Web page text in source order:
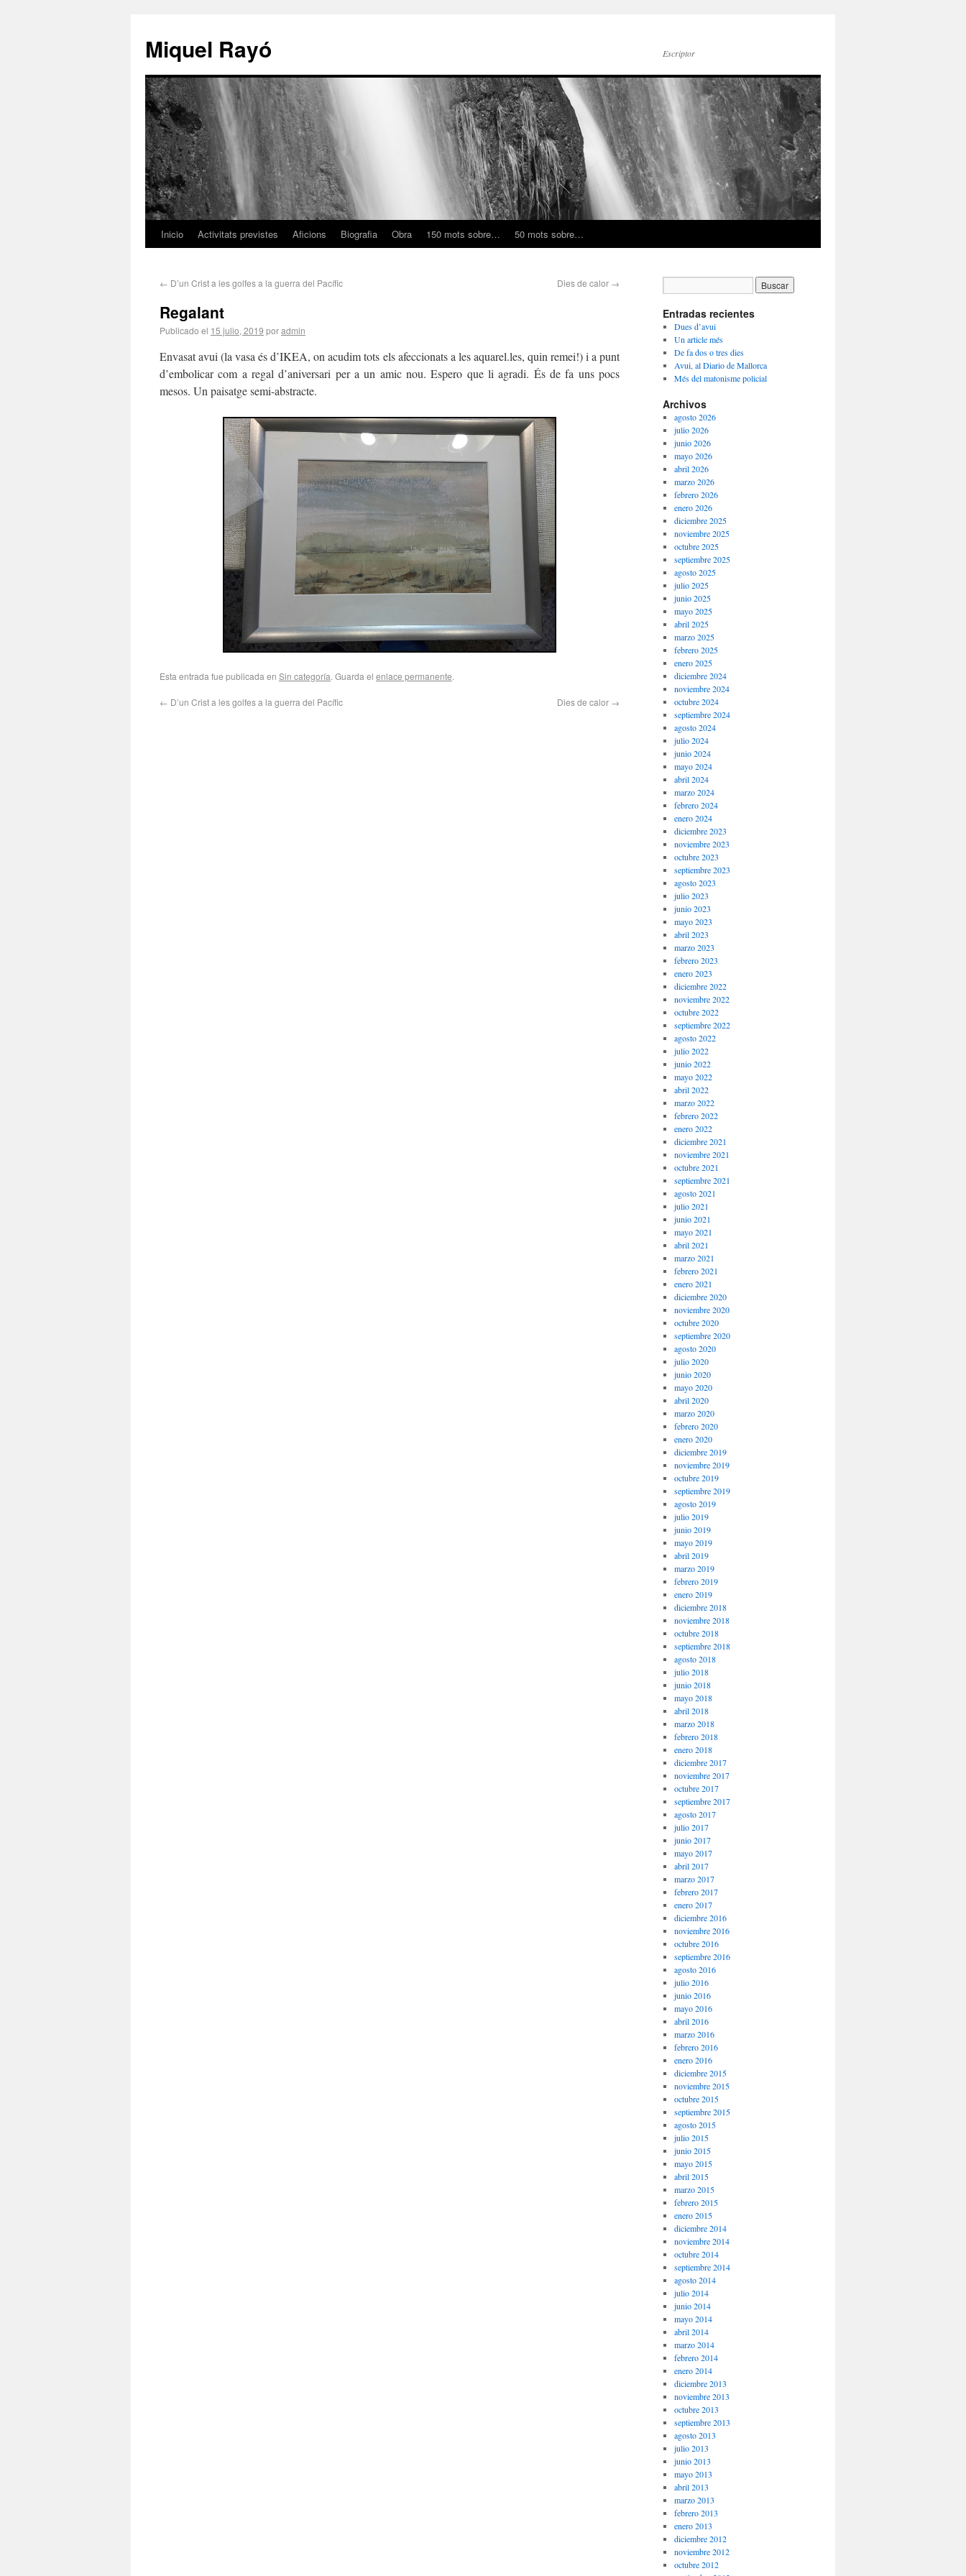
Miquel Rayó Escriptor
Inicio Activitats previstes Aficions Biografia Obra 150 mots sobre… 50 mots sobre…
← D’un Crist a les golfes a la guerra del Pacífic Dies de calor →
Regalant
Publicado el 15 julio, 2019 poradmin
Envasat avui (la vasa és d’IKEA, on acudim tots els afeccionats a les aquarel.les, quin remei!) i a punt
d’embolicar com a regal d’aniversari per a un amic nou. Espero que li agradi. És de fa uns pocs
mesos. Un paisatge semi-abstracte.
Esta entrada fue publicada en Sin categoría. Guarda el enlace permanente.
← D’un Crist a les golfes a la guerra del Pacífic Dies de calor →
Entradas recientes
Dues d’avui
Un article més
De fa dos o tres dies
Avui, al Diario de Mallorca
Més del matonisme policial
Archivos
agosto 2026
julio 2026
junio 2026
mayo 2026
abril 2026
marzo 2026
febrero 2026
enero 2026
diciembre 2025
noviembre 2025
octubre 2025
septiembre 2025
agosto 2025
julio 2025
junio 2025
mayo 2025
abril 2025
marzo 2025
febrero 2025
enero 2025
diciembre 2024
noviembre 2024
octubre 2024
septiembre 2024
agosto 2024
julio 2024
junio 2024
mayo 2024
abril 2024
marzo 2024
febrero 2024
enero 2024
diciembre 2023
noviembre 2023
octubre 2023
septiembre 2023
agosto 2023
julio 2023
junio 2023
mayo 2023
abril 2023
marzo 2023
febrero 2023
enero 2023
diciembre 2022
noviembre 2022
octubre 2022
septiembre 2022
agosto 2022
julio 2022
junio 2022
mayo 2022
abril 2022
marzo 2022
febrero 2022
enero 2022
diciembre 2021
noviembre 2021
octubre 2021
septiembre 2021
agosto 2021
julio 2021
junio 2021
mayo 2021
abril 2021
marzo 2021
febrero 2021
enero 2021
diciembre 2020
noviembre 2020
octubre 2020
septiembre 2020
agosto 2020
julio 2020
junio 2020
mayo 2020
abril 2020
marzo 2020
febrero 2020
enero 2020
diciembre 2019
noviembre 2019
octubre 2019
septiembre 2019
agosto 2019
julio 2019
junio 2019
mayo 2019
abril 2019
marzo 2019
febrero 2019
enero 2019
diciembre 2018
noviembre 2018
octubre 2018
septiembre 2018
agosto 2018
julio 2018
junio 2018
mayo 2018
abril 2018
marzo 2018
febrero 2018
enero 2018
diciembre 2017
noviembre 2017
octubre 2017
septiembre 2017
agosto 2017
julio 2017
junio 2017
mayo 2017
abril 2017
marzo 2017
febrero 2017
enero 2017
diciembre 2016
noviembre 2016
octubre 2016
septiembre 2016
agosto 2016
julio 2016
junio 2016
mayo 2016
abril 2016
marzo 2016
febrero 2016
enero 2016
diciembre 2015
noviembre 2015
octubre 2015
septiembre 2015
agosto 2015
julio 2015
junio 2015
mayo 2015
abril 2015
marzo 2015
febrero 2015
enero 2015
diciembre 2014
noviembre 2014
octubre 2014
septiembre 2014
agosto 2014
julio 2014
junio 2014
mayo 2014
abril 2014
marzo 2014
febrero 2014
enero 2014
diciembre 2013
noviembre 2013
octubre 2013
septiembre 2013
agosto 2013
julio 2013
junio 2013
mayo 2013
abril 2013
marzo 2013
febrero 2013
enero 2013
diciembre 2012
noviembre 2012
octubre 2012